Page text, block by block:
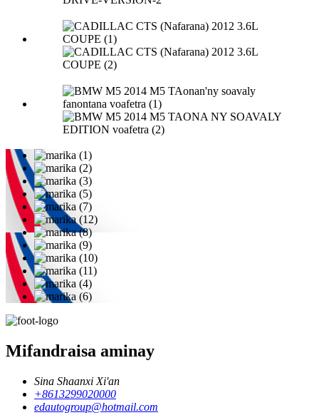
Mifandraisa aminay
Sina Shaanxi Xi'an
+8613299020000
edautogroup@hotmail.com